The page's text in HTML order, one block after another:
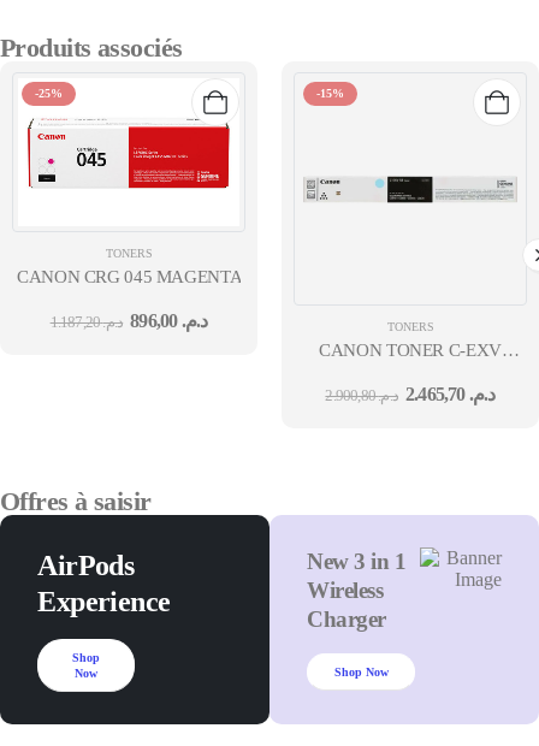
Produits associés
-25%
TONERS
CANON CRG 045 MAGENTA ( 1300 PAGES)
د.م.1.187,20 د.م.896,00
-15%
TONERS
CANON TONER C-EXV
د.م.2.900,80 د.م.2.465,70
Offres à saisir
AirPods
Experience
Shop
Now
New 3 in 1
Wireless
Charger
Shop Now